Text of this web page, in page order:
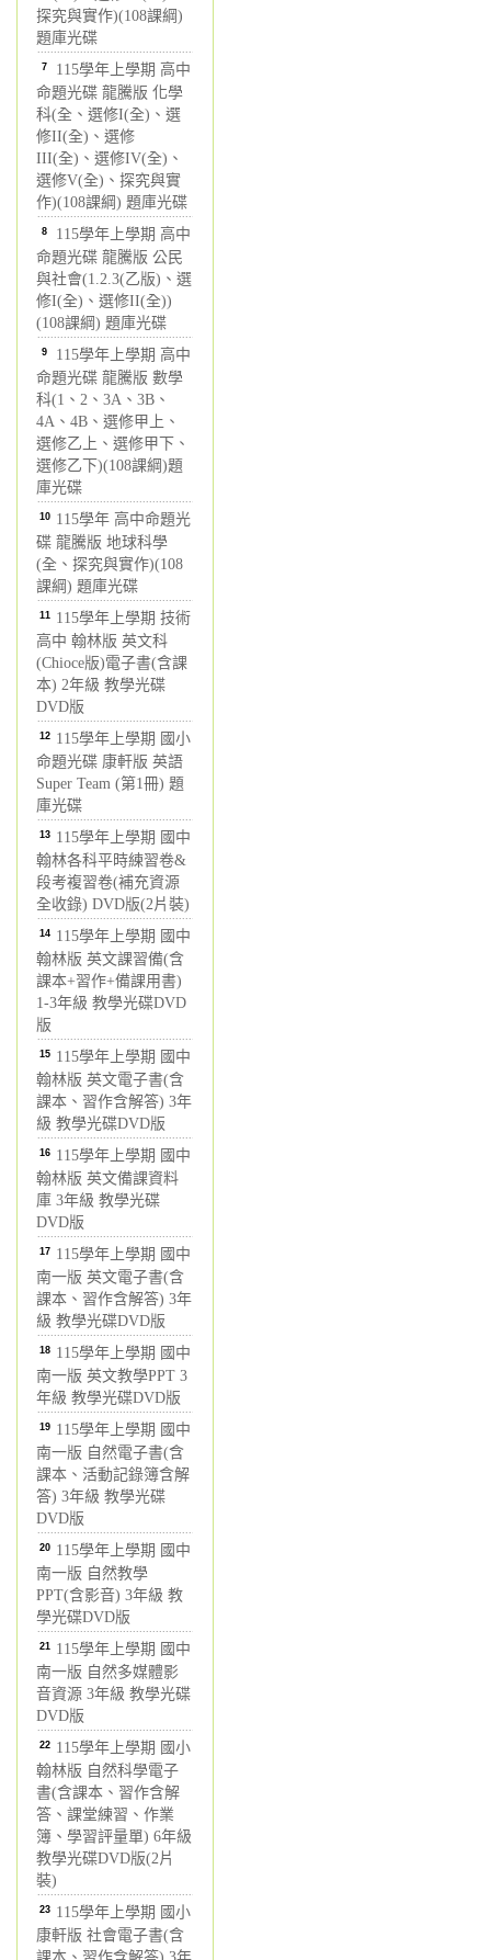
探究與實作)(108課綱)
題庫光碟
7 115學年上學期 高中
命題光碟 龍騰版 化學
科(全、選修I(全)、選
修II(全)、選修
III(全)、選修IV(全)、
選修V(全)、探究與實
作)(108課綱) 題庫光碟
8 115學年上學期 高中
命題光碟 龍騰版 公民
與社會(1.2.3(乙版)、選
修I(全)、選修II(全))
(108課綱) 題庫光碟
9 115學年上學期 高中
命題光碟 龍騰版 數學
科(1、2、3A、3B、
4A、4B、選修甲上、
選修乙上、選修甲下、
選修乙下)(108課綱)題
庫光碟
10 115學年 高中命題光
碟 龍騰版 地球科學
(全、探究與實作)(108
課綱) 題庫光碟
11 115學年上學期 技術
高中 翰林版 英文科
(Chioce版)電子書(含課
本) 2年級 教學光碟
DVD版
12 115學年上學期 國小
命題光碟 康軒版 英語
Super Team (第1冊) 題
庫光碟
13 115學年上學期 國中
翰林各科平時練習卷&
段考複習卷(補充資源
全收錄) DVD版(2片裝)
14 115學年上學期 國中
翰林版 英文課習備(含
課本+習作+備課用書)
1-3年級 教學光碟DVD
版
15 115學年上學期 國中
翰林版 英文電子書(含
課本、習作含解答) 3年
級 教學光碟DVD版
16 115學年上學期 國中
翰林版 英文備課資料
庫 3年級 教學光碟
DVD版
17 115學年上學期 國中
南一版 英文電子書(含
課本、習作含解答) 3年
級 教學光碟DVD版
18 115學年上學期 國中
南一版 英文教學PPT 3
年級 教學光碟DVD版
19 115學年上學期 國中
南一版 自然電子書(含
課本、活動記錄簿含解
答) 3年級 教學光碟
DVD版
20 115學年上學期 國中
南一版 自然教學
PPT(含影音) 3年級 教
學光碟DVD版
21 115學年上學期 國中
南一版 自然多媒體影
音資源 3年級 教學光碟
DVD版
22 115學年上學期 國小
翰林版 自然科學電子
書(含課本、習作含解
答、課堂練習、作業
簿、學習評量單) 6年級
教學光碟DVD版(2片
裝)
23 115學年上學期 國小
康軒版 社會電子書(含
課本、習作含解答) 3年